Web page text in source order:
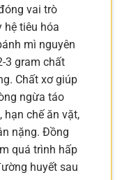
vai trò
hệ tiêu hóa
mì nguyên
3 gram chất
Chất xơ giúp
ngừa táo
hạn chế ăn vặt,
nặng. Đồng
quá trình hấp
huyết sau